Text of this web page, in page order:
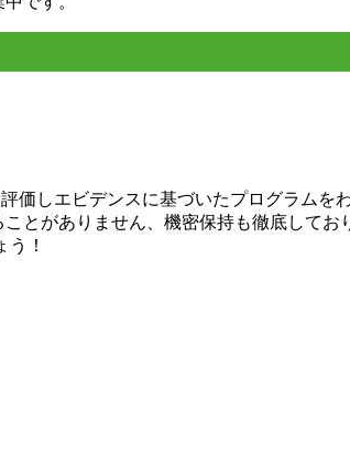
しエビデンスに基づいたプログラムを
とがありません、機密保持も徹底して
！